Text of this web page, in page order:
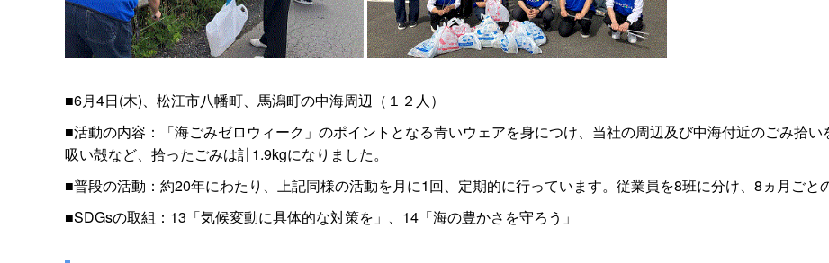
■6月4日(木)、松江市八幡町、馬潟町の中海周辺（１２人）
■活動の内容：「海ごみゼロウィーク」のポイントとなる青いウェアを身につけ、当社の周辺及び中海付近のごみ拾
吸い殻など、拾ったごみは計1.9kgになりました。
■普段の活動：約20年にわたり、上記同様の活動を月に1回、定期的に行っています。従業員を8班に分け、8ヵ月ごと
■SDGsの取組：13「気候変動に具体的な対策を」、14「海の豊かさを守ろう」